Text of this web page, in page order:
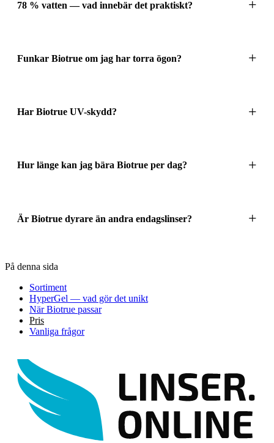
78 % vatten — vad innebär det praktiskt?
Funkar Biotrue om jag har torra ögon?
Har Biotrue UV-skydd?
Hur länge kan jag bära Biotrue per dag?
Är Biotrue dyrare än andra endagslinser?
På denna sida
Sortiment
HyperGel — vad gör det unikt
När Biotrue passar
Pris
Vanliga frågor